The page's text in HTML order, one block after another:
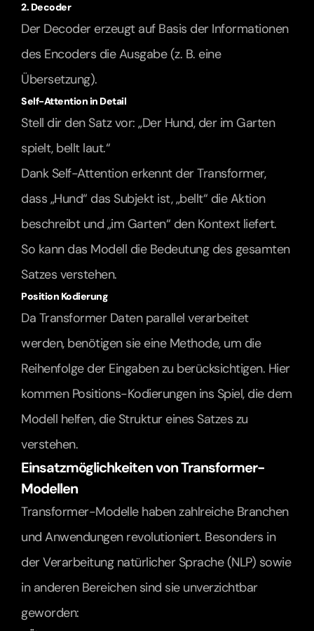
2. Decoder
Der Decoder erzeugt auf Basis der Informationen
des Encoders die Ausgabe (z. B. eine
Übersetzung).
Self-Attention in Detail
Stell dir den Satz vor: „Der Hund, der im Garten
spielt, bellt laut.“
Dank Self-Attention erkennt der Transformer,
dass „Hund“ das Subjekt ist, „bellt“ die Aktion
beschreibt und „im Garten“ den Kontext liefert.
So kann das Modell die Bedeutung des gesamten
Satzes verstehen.
Position Kodierung
Da Transformer Daten parallel verarbeitet
werden, benötigen sie eine Methode, um die
Reihenfolge der Eingaben zu berücksichtigen. Hier
kommen Positions-Kodierungen ins Spiel, die dem
Modell helfen, die Struktur eines Satzes zu
verstehen.
Einsatzmöglichkeiten von Transformer-
Modellen
Transformer-Modelle haben zahlreiche Branchen
und Anwendungen revolutioniert. Besonders in
der Verarbeitung natürlicher Sprache (NLP) sowie
in anderen Bereichen sind sie unverzichtbar
geworden: